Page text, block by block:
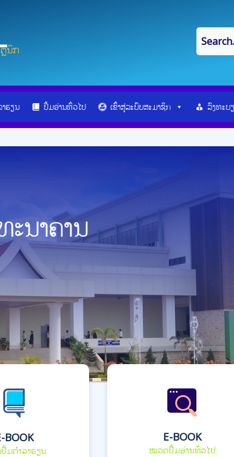
ນິກ
ຮຽນ ປື້ມອ່ານທົ່ວໄປ ເຂົ້າສູ່ລະບົບສະມາຊິກ ລົງທະບ
ນາຄານ
BOOK
ມຕຳລາຮຽນ
E-BOOK
ໝວດປື້ມອ່ານທົ່ວໄປ